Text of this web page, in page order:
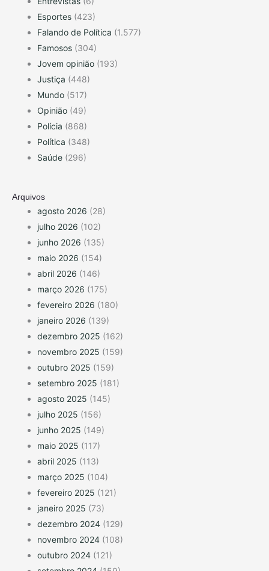
Esportes (423)
Falando de Política (1.577)
Famosos (304)
Jovem opinião (193)
Justiça (448)
Mundo (517)
Opinião (49)
Polícia (868)
Política (348)
Saúde (296)
Arquivos
agosto 2026 (28)
julho 2026 (102)
junho 2026 (135)
maio 2026 (154)
abril 2026 (146)
março 2026 (175)
fevereiro 2026 (180)
janeiro 2026 (139)
dezembro 2025 (162)
novembro 2025 (159)
outubro 2025 (159)
setembro 2025 (181)
agosto 2025 (145)
julho 2025 (156)
junho 2025 (149)
maio 2025 (117)
abril 2025 (113)
março 2025 (104)
fevereiro 2025 (121)
janeiro 2025 (73)
dezembro 2024 (129)
novembro 2024 (108)
outubro 2024 (121)